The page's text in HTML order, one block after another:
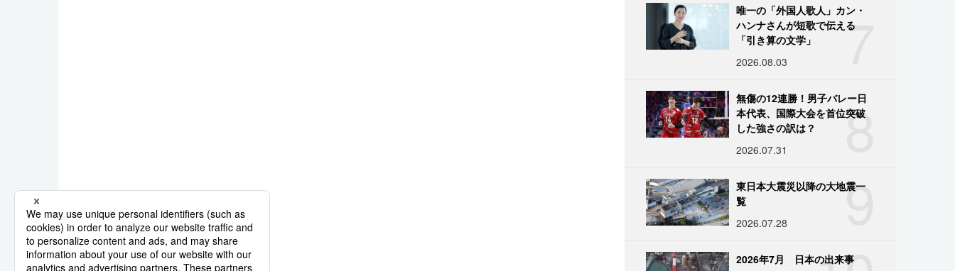
7
唯一の「外国人歌人」カン・
ハンナさんが短歌で伝える
「引き算の文学」
2026.08.03
8
無傷の12連勝！男子バレー日
本代表、国際大会を首位突破
した強さの訳は？
2026.07.31
9
東日本大震災以降の大地震一
覧
2026.07.28
2026年7月 日本の出来事